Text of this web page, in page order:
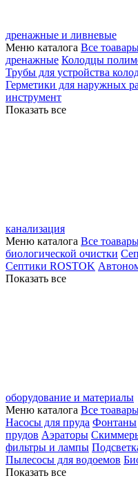
дренажные и ливневые
Меню каталога Все
дренажные Колодцы
Трубы для устройства
Герметики для наружных
инструмент
Показать все
канализация
Меню каталога Все
биологической очистки
Септики ROSTOK
Показать все
оборудование и материалы
Меню каталога Все
Насосы для пруда Фонтаны
прудов Аэраторы
фильтры и лампы
Пылесосы для водоемов
Показать все